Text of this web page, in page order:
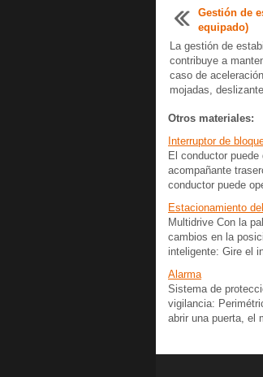
Gestión de
equipado)
La gestión de
contribuye a
caso de
mojadas,
Otros materiales:
Interruptor de
El conductor
acompañante
conductor puede
Estacionamiento
Multidrive Con la
cambios en la
inteligente: Gire el
Alarma
Sistema de
vigilancia:
abrir una puerta, el